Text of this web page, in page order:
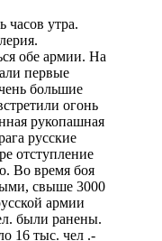
утра.
обе армии. На
первые
большие
огонь
рукопашная
русские
отступление
Во время боя
свыше 3000
армии
были ранены.
16 тыс. чел .-